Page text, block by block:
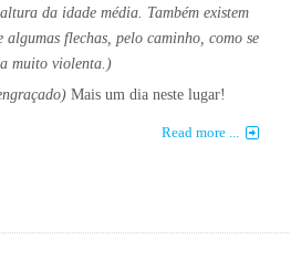
da idade média. Também existem
algumas flechas, pelo caminho, como se
muito violenta.)
Mais um dia neste lugar!
Read more ...